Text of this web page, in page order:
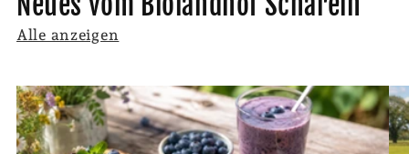
Alle anzeigen